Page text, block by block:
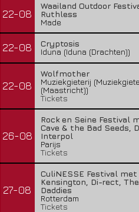
22-08
Waailand Outdoor
Ruthless
Made
22-08
Cryptosis
Iduna (Iduna (Drachten))
22-08
Wolfmother
Muziekgieterij
(Maastricht))
Tickets
26-08
Rock en Seine Festival
Cave & the Bad Seeds,
Interpol
Parijs
Tickets
27-08
CuliNESSE Festival met
Kensington, Di-rect,
Daddies
Rotterdam
Tickets